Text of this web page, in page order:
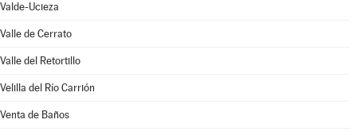
Valde-Ucieza
Valle de Cerrato
Valle del Retortillo
Velilla del Río Carrión
Venta de Baños